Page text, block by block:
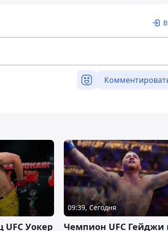
UFC Уокер
09:39, Сегодня
Чемпион UFC